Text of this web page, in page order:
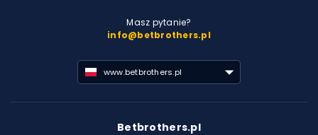
Masz pytanie?
info@betbrothers.pl
www.betbrothers.pl
Betbrothers.pl